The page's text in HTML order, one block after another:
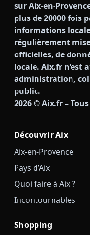
sur Aix-en-
plus de 20000 fois
informations
régulièrement
officielles, de
locale. Aix.fr n’est
administration,
public.
2026© Aix.fr –
Découvrir Aix
Aix-en-Provence
Pays d’Aix
Quoi faire à Aix ?
Incontournables
Shopping